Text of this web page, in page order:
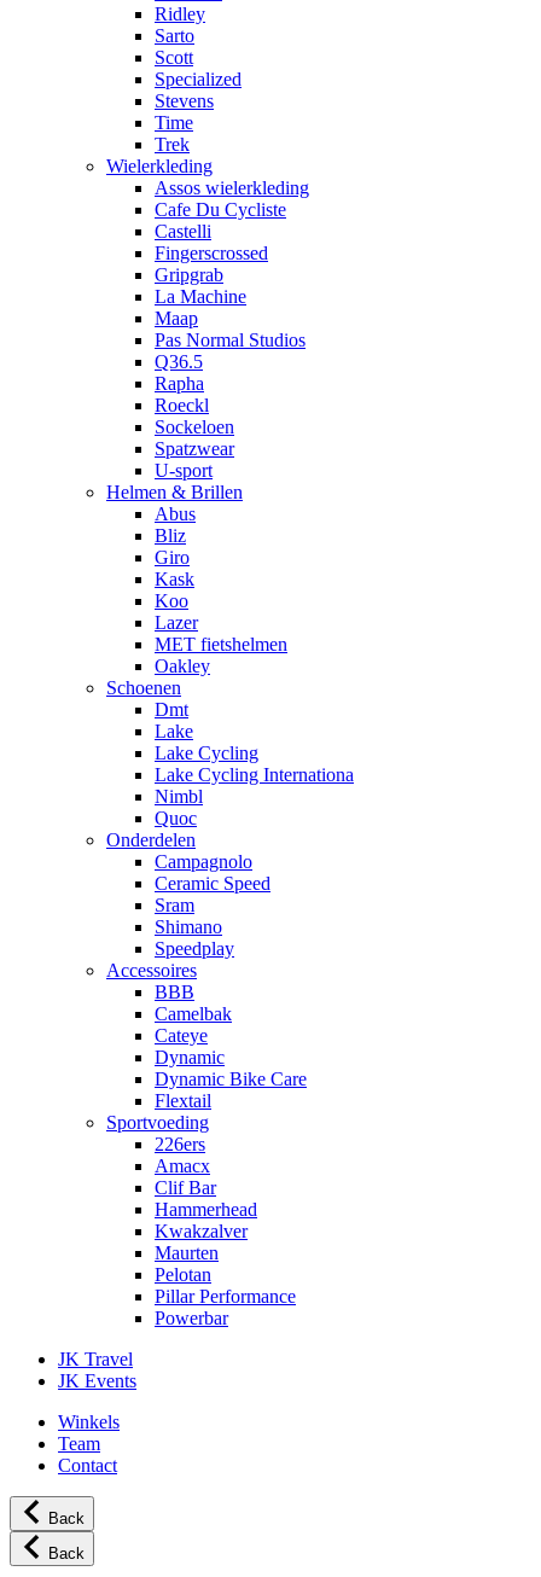
Ridley
Sarto
Scott
Specialized
Stevens
Time
Trek
Wielerkleding
Assos wielerkleding
Cafe Du Cycliste
Castelli
Fingerscrossed
Gripgrab
La Machine
Maap
Pas Normal Studios
Q36.5
Rapha
Roeckl
Sockeloen
Spatzwear
U-sport
Helmen & Brillen
Abus
Bliz
Giro
Kask
Koo
Lazer
MET fietshelmen
Oakley
Schoenen
Dmt
Lake
Lake Cycling
Lake Cycling Internationa
Nimbl
Quoc
Onderdelen
Campagnolo
Ceramic Speed
Sram
Shimano
Speedplay
Accessoires
BBB
Camelbak
Cateye
Dynamic
Dynamic Bike Care
Flextail
Sportvoeding
226ers
Amacx
Clif Bar
Hammerhead
Kwakzalver
Maurten
Pelotan
Pillar Performance
Powerbar
JK Travel
JK Events
Winkels
Team
Contact
Back
Back